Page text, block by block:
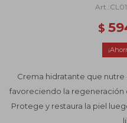
$
Crema hidratante que
favoreciendo la regeneración
Protege y restaura la piel